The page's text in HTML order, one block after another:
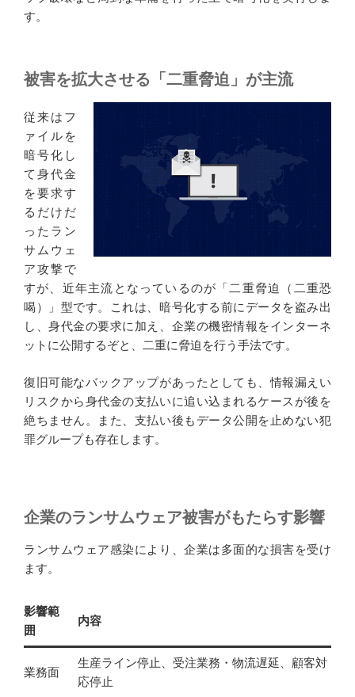
す。
被害を拡大させる「二重脅迫」が主流
従来はフ
ァイルを
暗号化し
て身代金
を要求す
るだけだ
ったラン
サムウェ
ア攻撃で
すが、近年主流となっているのが「二重脅迫（二重恐
喝）」型です。これは、暗号化する前にデータを盗み出
し、身代金の要求に加え、企業の機密情報をインターネ
ットに公開するぞと、二重に脅迫を行う手法です。
復旧可能なバックアップがあったとしても、情報漏えい
リスクから身代金の支払いに追い込まれるケースが後を
絶ちません。また、支払い後もデータ公開を止めない犯
罪グループも存在します。
企業のランサムウェア被害がもたらす影響
ランサムウェア感染により、企業は多面的な損害を受け
ます。
影響範
囲
内容
業務面
生産ライン停止、受注業務・物流遅延、顧客対
応停止